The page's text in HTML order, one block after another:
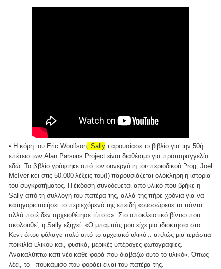
• Η κόρη του Eric Woolfson, Sally παρουσίασε το βιβλίο για την 50ή
επέτειο των Alan Parsons Project είναι διαθέσιμο για προπαραγγελία
εδώ. Το βιβλίο γράφτηκε από τον συνεργάτη του περιοδικού Prog, Joel
McIver και στις 50.000 λέξεις του(!) παρουσιάζεται ολόκληρη η ιστορία
του συγκροτήματος. Η έκδοση συνοδεύεται από υλικό που βρήκε η
Sally από τη συλλογή του πατέρα της, αλλά της πήρε χρόνια για να
κατηγοριοποιήσει το περιεχόμενό της επειδή «συσσώρευε τα πάντα
αλλά ποτέ δεν αρχειοθέτησε τίποτα». Στο αποκλειστικό βίντεο που
ακολουθεί, η Sally εξηγεί: «Ο μπαμπάς μου είχε μια ιδιοκτησία στο
Κεντ όπου φύλαγε πολύ από το αρχειακό υλικό... απλώς μια τεράστια
ποικιλία υλικού και, φυσικά, μερικές υπέροχες φωτογραφίες.
Ανακαλύπτω κάτι νέο κάθε φορά που διαβάζω αυτό το υλικό». Όπως
λέει, το πουκάμισο που φοράει είναι του πατέρα της.